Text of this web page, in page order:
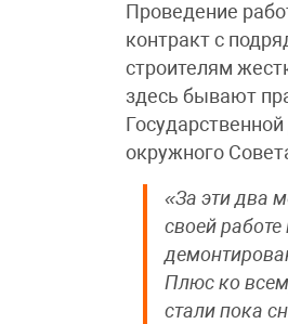
Проведение
контракт с
строителям
здесь бывают
окружного
«За эти два
своей
Плюс ко
стали пока